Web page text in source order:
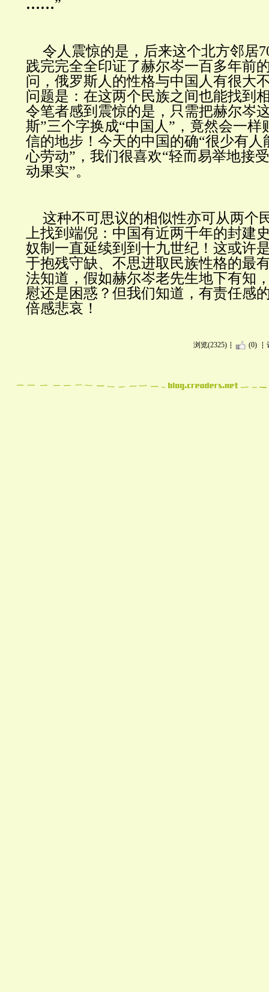
……”
令人震惊的是，后来这个北方邻居
践完完全全印证了赫尔岑一百多年前
问，俄罗斯人的性格与中国人有很大
问题是：在这两个民族之间也能找到
令笔者感到震惊的是，只需把赫尔岑
斯”三个字换成“中国人”，竟然会一样
信的地步！今天的中国的确“很少有人
心劳动”，我们很喜欢“轻而易举地接
动果实”。
这种不可思议的相似性亦可从两个
上找到端倪：中国有近两千年的封建
奴制一直延续到到十九世纪！这或许
于抱残守缺、不思进取民族性格的最
法知道，假如赫尔岑老先生地下有知
慰还是困惑？但我们知道，有责任感
倍感悲哀！
浏览(2325) (0)